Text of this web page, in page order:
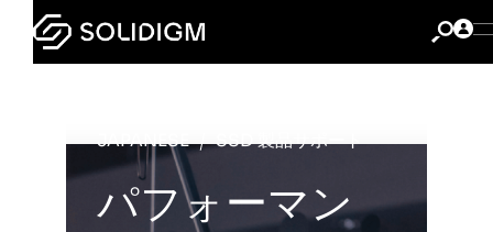
JAPANESE SSD 製品サポート
パフォーマン